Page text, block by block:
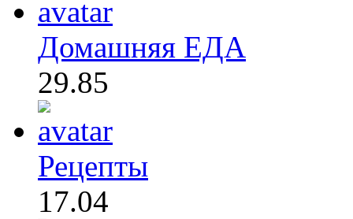
Домашняя ЕДА
29.85
Рецепты
17.04